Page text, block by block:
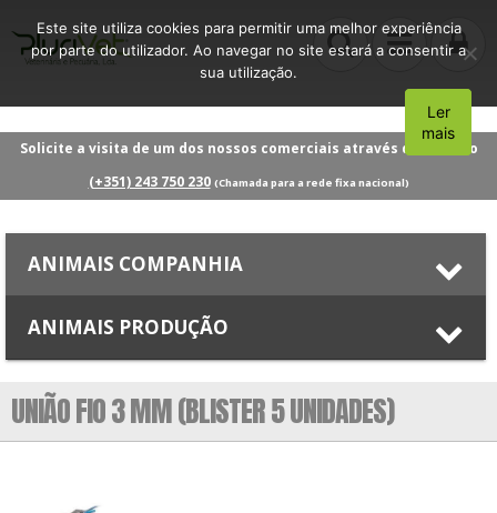
Solicite a visita de um dos nossos comerciais através do número
(+351) 243 750 230 (Chamada para a rede fixa nacional)
ANIMAIS COMPANHIA
ANIMAIS PRODUÇÃO
UNIÃO FIO 3 MM (BLISTER 5 UNIDADES)
Este site utiliza cookies para permitir uma melhor experiência
por parte do utilizador. Ao navegar no site estará a consentir a
sua utilização.
Aceito
Ler
mais